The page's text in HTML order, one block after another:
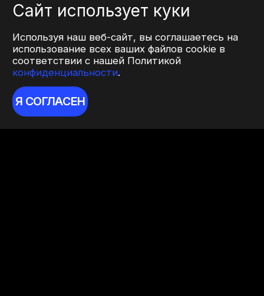
Сайт использует куки
Используя наш веб-сайт, вы соглашаетесь на
использование всех ваших файлов cookie в
соответствии с нашей Политикой
конфиденциальности.
Я СОГЛАСЕН